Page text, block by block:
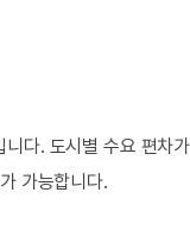
다. 도시별 수요 편차
가능합니다.